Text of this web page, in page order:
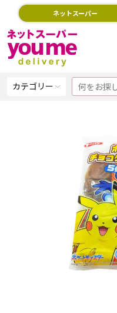
ネットスーパー
カテゴリー